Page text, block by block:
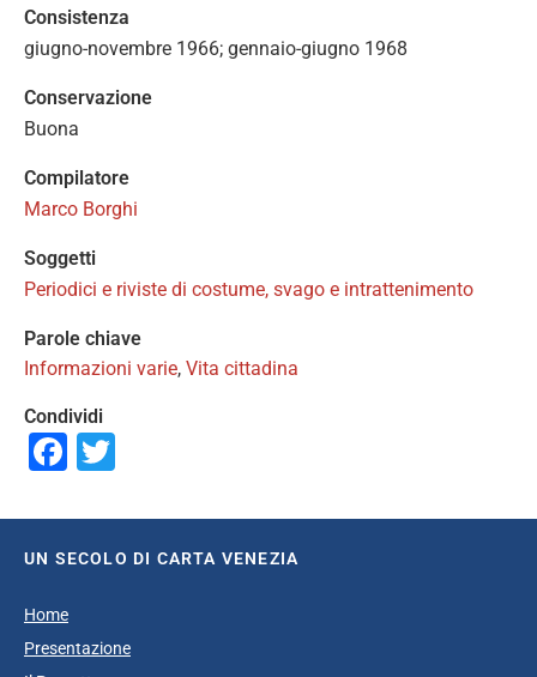
Consistenza
giugno-novembre 1966; gennaio-giugno 1968
Conservazione
Buona
Compilatore
Marco Borghi
Soggetti
Periodici e riviste di costume, svago e intrattenimento
Parole chiave
Informazioni varie, Vita cittadina
Condividi
Facebook
UN SECOLO DI CARTA VENEZIA
Home
Presentazione